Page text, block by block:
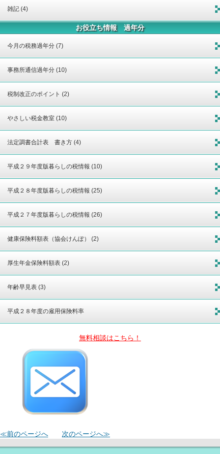
雑記 (4)
お役立ち情報 過年分
今月の税務過年分 (7)
事務所通信過年分 (10)
税制改正のポイント (2)
やさしい税金教室 (10)
法定調書合計表 書き方 (4)
平成２９年度版暮らしの税情報 (10)
平成２８年度版暮らしの税情報 (25)
平成２７年度版暮らしの税情報 (26)
健康保険料額表（協会けんぽ） (2)
厚生年金保険料額表 (2)
年齢早見表 (3)
平成２８年度の雇用保険料率
無料相談はこちら！
≪前のページへ 次のページへ≫